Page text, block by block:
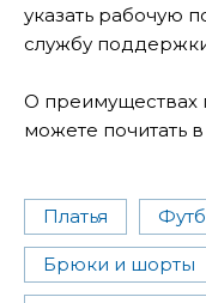
указать рабочую
службу
О преимуществах
можете почитать
Платья
Брюки и шорты